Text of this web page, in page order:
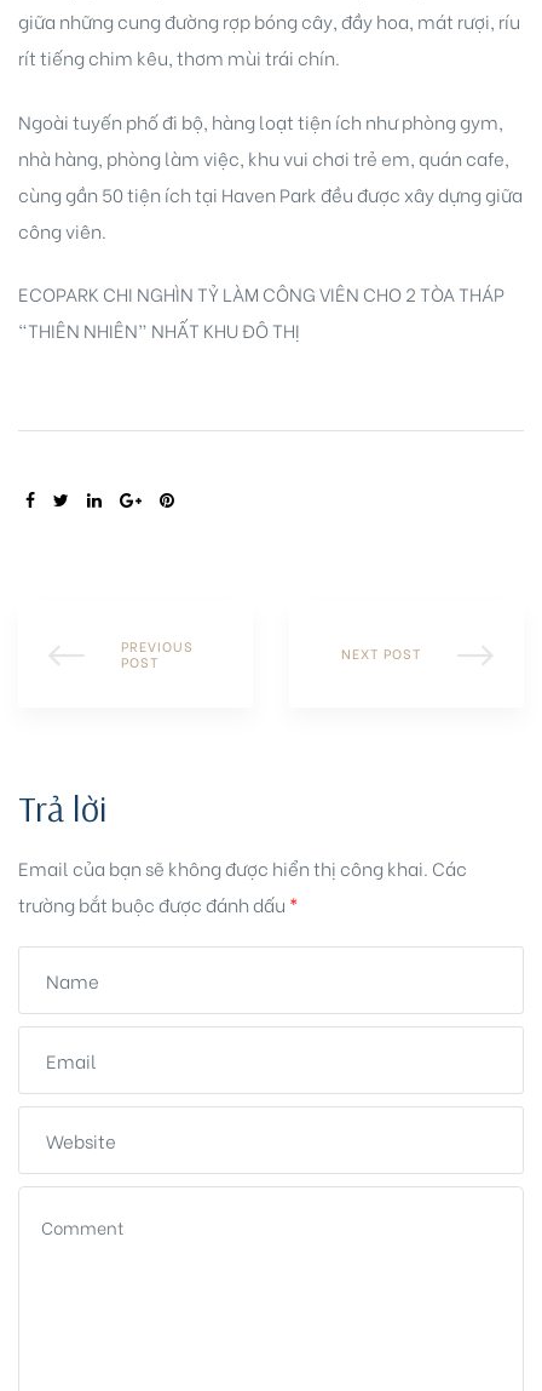
giữa những cung đường rợp bóng cây, đầy hoa, mát rượi, ríu
rít tiếng chim kêu, thơm mùi trái chín.
Ngoài tuyến phố đi bộ, hàng loạt tiện ích như phòng gym,
nhà hàng, phòng làm việc, khu vui chơi trẻ em, quán cafe,
cùng gần 50 tiện ích tại Haven Park đều được xây dựng giữa
công viên.
ECOPARK CHI NGHÌN TỶ LÀM CÔNG VIÊN CHO 2 TÒA THÁP
“THIÊN NHIÊN” NHẤT KHU ĐÔ THỊ
SHARE:
PREVIOUS
POST
NEXT POST
Trả lời
Email của bạn sẽ không được hiển thị công khai. Các
trường bắt buộc được đánh dấu *